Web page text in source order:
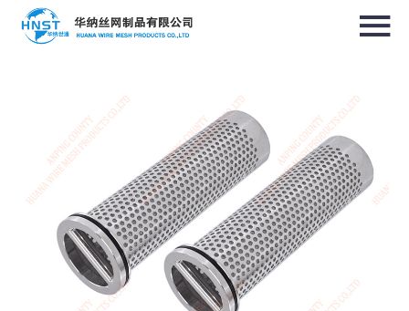
选择国家／地区
亚洲
中华人民共和国
North & South America
USA / English
Canada / English